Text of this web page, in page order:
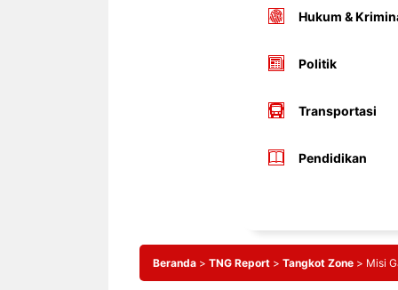
Hukum &
Politik
Transportasi
Pendidikan
Beranda > TNG Report > Tangkot Zone > Misi